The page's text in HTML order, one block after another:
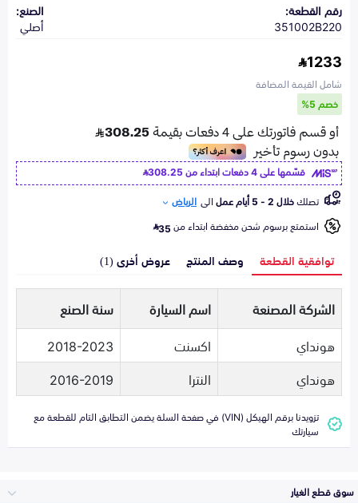
رقم القطعة:
351002B220
الصنع:
أصلي
1233
شامل القيمة المضافة
خصم 5%
قسّمها على 4 دفعات ابتداء من
308.25
تصلكخلال 2 - 5 أيام عمل الى الرياض
استمتع برسوم شحن مخفضة ابتداء من35
توافقية القطعة وصف المنتج عروض أخرى (1)
الشركة المصنعة اسم السيارة
سنة الصنع
هونداي
اكسنت
2018-2023
هونداي
النترا 2016-2019
تزويدنا برقم الهيكل (VIN) في صفحة السلة يضمن التطابق التام للقطعة مع
سيارتك
سوق قطع الغيار